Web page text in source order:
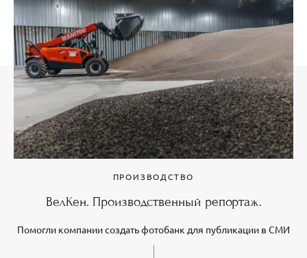
ПРОИЗВОДСТВО
ВелКен. Производственный репортаж.
Помогли компании создать фотобанк для публикации в СМИ